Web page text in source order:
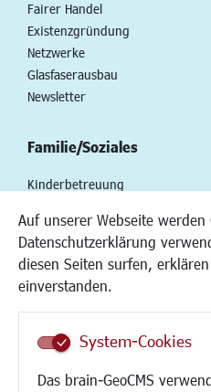
Auf unserer Webseite
Datenschutzerklärung
diesen Seiten surfen,
einverstanden.
System-Cookies
Das brain-GeoCMS
Fairer Handel
Existenzgründung
Netzwerke
Glasfaserausbau
Newsletter
Familie/Soziales
Kinderbetreuung
Institutionen für Familien
Frauen
Senioren/Haltestelle
Inklusion
Schule
Migration und Zusammenleben
Ukrainehilfe